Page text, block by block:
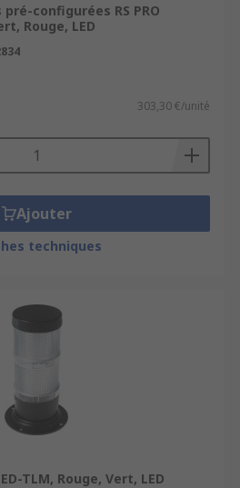
configurées RS PRO
Rouge, LED
303,30 €/unité
Ajouter
techniques
TLM, Rouge, Vert, LED